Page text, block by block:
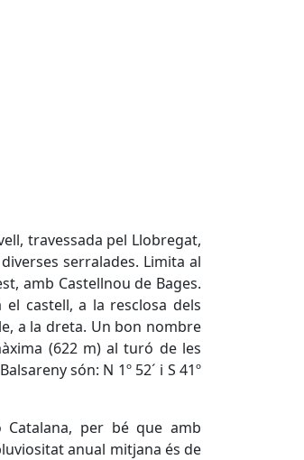
travessada pel Llobregat,
serralades. Limita al
amb Castellnou de Bages.
castell, a la resclosa dels
a la dreta. Un bon nombre
(622 m) al turó de les
són: N 1º 52´ i S 41º
per bé que amb
anual mitjana és de